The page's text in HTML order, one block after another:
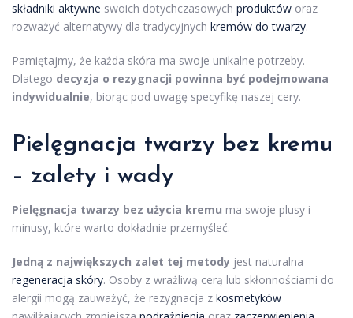
składniki aktywne swoich dotychczasowych produktów oraz
rozważyć alternatywy dla tradycyjnych kremów do twarzy.
Pamiętajmy, że każda skóra ma swoje unikalne potrzeby.
Dlatego decyzja o rezygnacji powinna być podejmowana
indywidualnie, biorąc pod uwagę specyfikę naszej cery.
Pielęgnacja twarzy bez kremu
– zalety i wady
Pielęgnacja twarzy bez użycia kremu ma swoje plusy i
minusy, które warto dokładnie przemyśleć.
Jedną z największych zalet tej metody jest naturalna
regeneracja skóry. Osoby z wrażliwą cerą lub skłonnościami do
alergii mogą zauważyć, że rezygnacja z kosmetyków